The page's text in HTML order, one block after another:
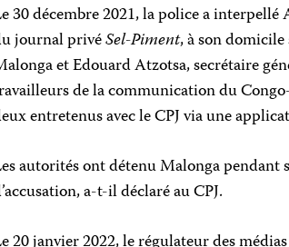
30 décembre 2021, la police a
journal privéSel-Piment, à son
et Edouard Atzotsa, secrétaire
de la communication du
entretenus avec le CPJ via une
autorités ont détenu Malonga pendant
a-t-il déclaré au CPJ.